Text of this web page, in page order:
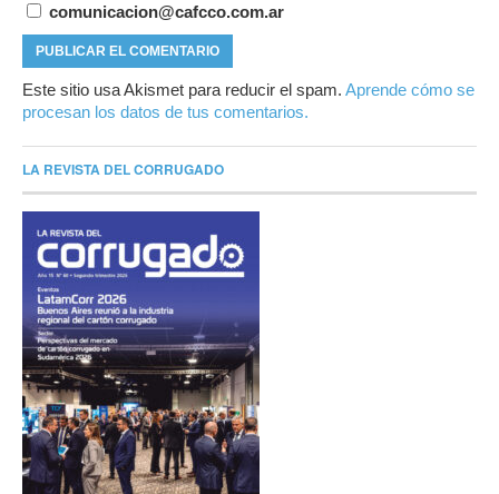
comunicacion@cafcco.com.ar
Este sitio usa Akismet para reducir el spam. Aprende cómo se
procesan los datos de tus comentarios.
LA REVISTA DEL CORRUGADO